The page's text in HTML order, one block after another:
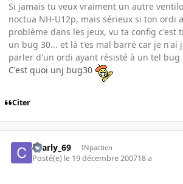
Si jamais tu veux vraiment un autre
noctua NH-U12p, mais sérieux si ton ordi
problème dans les jeux, vu ta config c'est
un bug 30... et là t'es mal barré car je n'ai
parler d'un ordi ayant résisté à un tel bug
C'est quoi unj bug30
Citer
charly_69 INpactien
Posté(e) le 19 décembre 200718 a